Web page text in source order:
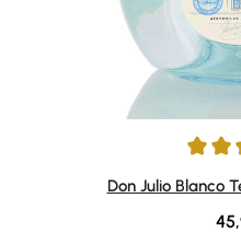
Average rating of 4.86 out of
Don Julio Blanco